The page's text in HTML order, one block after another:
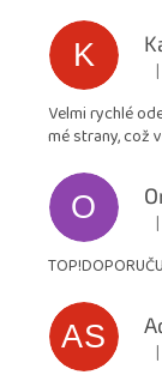
K |
Velmi rychlé
mé strany, což
O |
AS |